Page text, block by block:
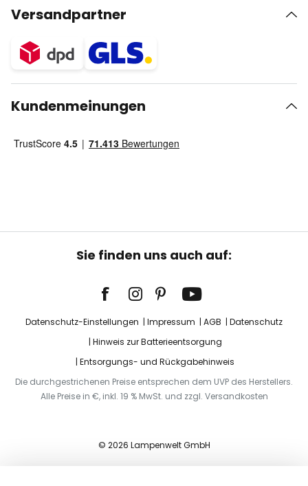
Versandpartner
Kundenmeinungen
Sie finden uns auch auf:
Datenschutz-Einstellungen Impressum AGB
Datenschutz
Hinweis zur Batterieentsorgung
Entsorgungs- und Rückgabehinweis
Die durchgestrichenen Preise entsprechen dem UVP des Herstellers.
Alle Preise in €, inkl. 19 % MwSt. und zzgl. Versandkosten
© 2026 Lampenwelt GmbH